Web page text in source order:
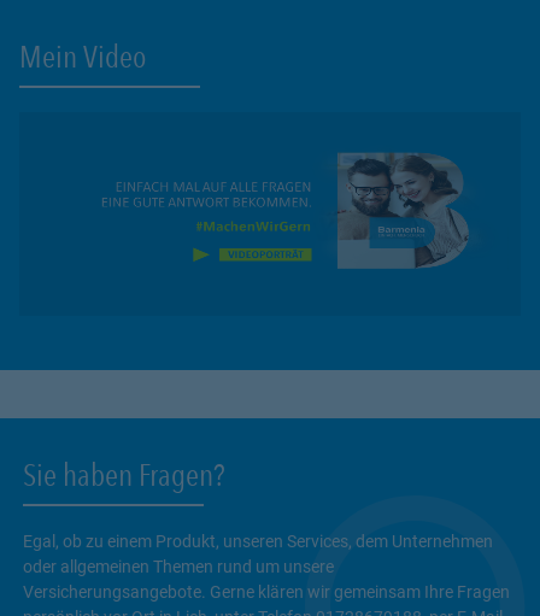
Mein Video
Sie haben Fragen?
Egal, ob zu einem Produkt, unseren Services, dem Unternehmen
oder allgemeinen Themen rund um unsere
Versicherungsangebote. Gerne klären wir gemeinsam Ihre Fragen